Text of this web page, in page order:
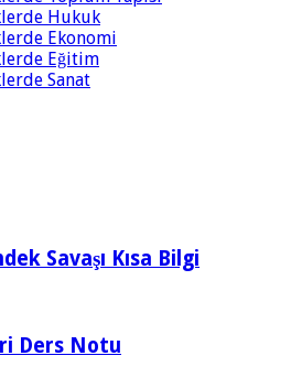
Hukuk
Ekonomi
Eğitim
Sanat
Savaşı Kısa Bilgi
Ders Notu